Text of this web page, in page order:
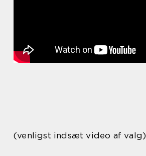
(venligst indsæt video af valg)